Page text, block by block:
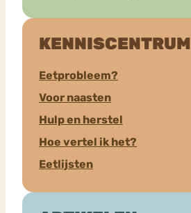
KENNISCENTRUM
Eetprobleem?
Voor naasten
Hulp en herstel
Hoe vertel ik het?
Eetlijsten